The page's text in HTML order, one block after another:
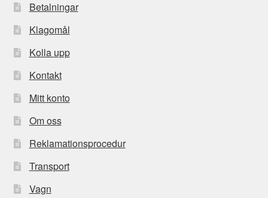
Betalningar
Klagomål
Kolla upp
Kontakt
Mitt konto
Om oss
Reklamationsprocedur
Transport
Vagn